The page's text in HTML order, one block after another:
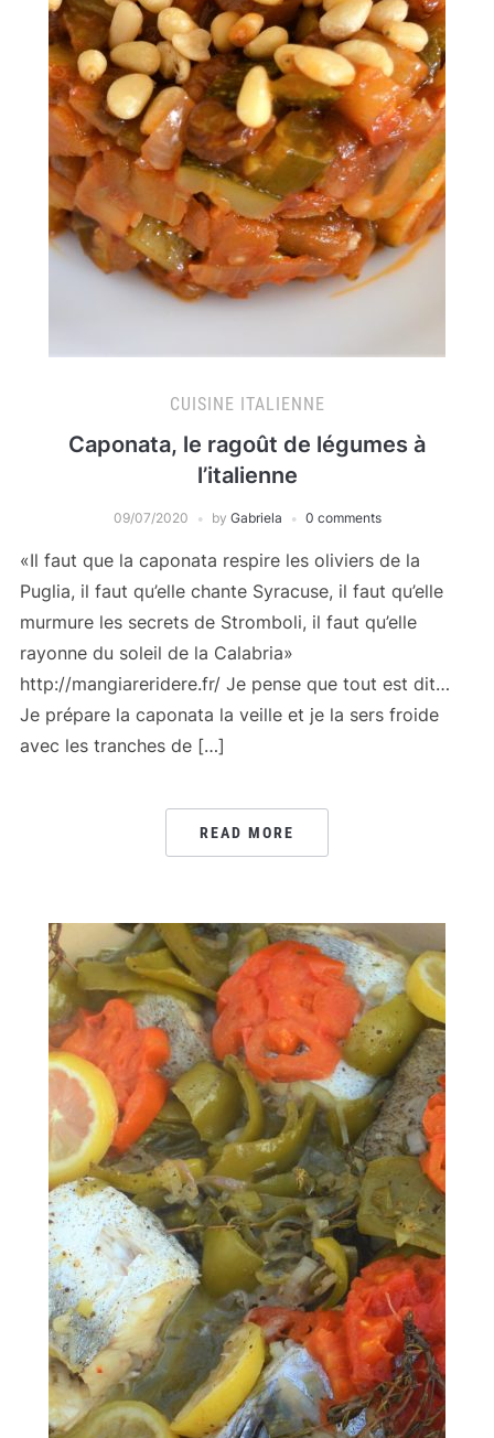
CUISINE ITALIENNE
Caponata, le ragoût de légumes à
l’italienne
09/07/2020 by Gabriela 0 comments
«Il faut que la caponata respire les oliviers de la
Puglia, il faut qu’elle chante Syracuse, il faut qu’elle
murmure les secrets de Stromboli, il faut qu’elle
rayonne du soleil de la Calabria»
http://mangiareridere.fr/ Je pense que tout est dit…
Je prépare la caponata la veille et je la sers froide
avec les tranches de […]
READ MORE